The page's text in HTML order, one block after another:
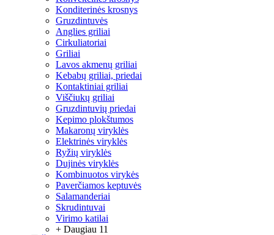
Konditerinės krosnys
Gruzdintuvės
Anglies griliai
Cirkuliatoriai
Griliai
Lavos akmenų griliai
Kebabų griliai, priedai
Kontaktiniai griliai
Viščiukų griliai
Gruzdintuvių priedai
Kepimo plokštumos
Makaronų viryklės
Elektrinės viryklės
Ryžių viryklės
Dujinės viryklės
Kombinuotos virykės
Paverčiamos keptuvės
Salamanderiai
Skrudintuvai
Virimo katilai
+ Daugiau 11